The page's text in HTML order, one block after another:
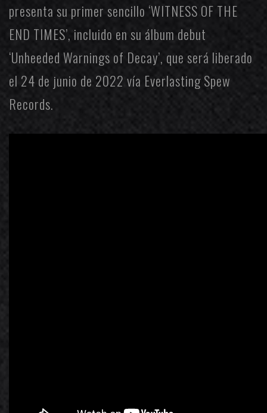
presenta su primer sencillo ‘WITNESS OF THE
END TIMES’, incluido en su álbum debut
‘Unheeded Warnings of Decay’, que será liberado
el 24 de junio de 2022 vía Everlasting Spew
Records.